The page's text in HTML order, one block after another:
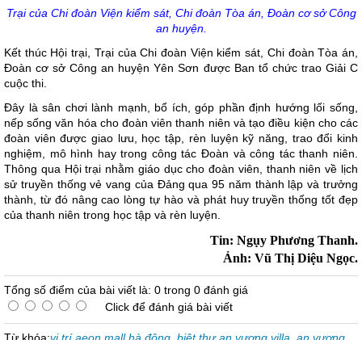
Trại của Chi đoàn Viện kiểm sát, Chi đoàn Tòa án, Đoàn cơ sở Công
an huyện.
Kết thúc Hội trại, Trại của Chi đoàn Viện kiểm sát, Chi đoàn Tòa án,
Đoàn cơ sở Công an huyện Yên Sơn được Ban tổ chức trao Giải C
cuộc thi.
Đây là sân chơi lành mạnh, bổ ích, góp phần định hướng lối sống,
nếp sống văn hóa cho đoàn viên thanh niên và tạo điều kiện cho các
đoàn viên được giao lưu, học tập, rèn luyện kỹ năng, trao đổi kinh
nghiệm, mô hình hay trong công tác Đoàn và công tác thanh niên.
Thông qua Hội trại nhằm giáo dục cho đoàn viên, thanh niên về lịch
sử truyền thống vẻ vang của Đảng qua 95 năm thành lập và trưởng
thành, từ đó nâng cao lòng tự hào và phát huy truyền thống tốt đẹp
của thanh niên trong học tập và rèn luyện.
Tin: Ngụy Phương Thanh.
Ảnh: Vũ Thị Diệu Ngọc.
Tổng số điểm của bài viết là: 0 trong 0 đánh giá
Click để đánh giá bài viết